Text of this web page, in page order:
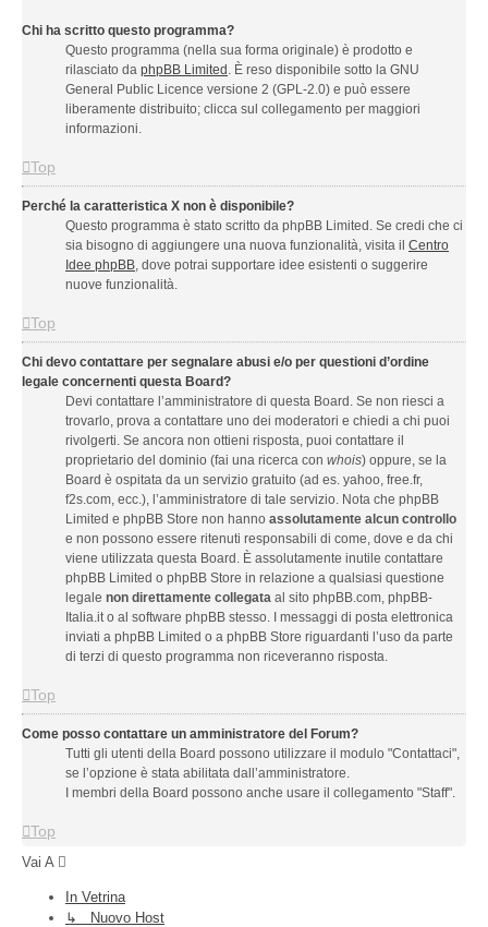
Chi ha scritto questo programma?
Questo programma (nella sua forma originale) è prodotto e
rilasciato da phpBB Limited . È reso disponibile sotto la GNU
General Public Licence versione 2 (GPL-2.0) e può essere
liberamente distribuito; clicca sul collegamento per maggiori
informazioni.
Top
Perché la caratteristica X non è disponibile?
Questo programma è stato scritto da phpBB Limited. Se credi che ci
sia bisogno di aggiungere una nuova funzionalità, visita il Centro
Idee phpBB, dove potrai supportare idee esistenti o suggerire
nuove funzionalità.
Top
Chi devo contattare per segnalare abusi e/o per questioni d’ordine
legale concernenti questa Board?
Devi contattare l’amministratore di questa Board. Se non riesci a
trovarlo, prova a contattare uno dei moderatori e chiedi a chi puoi
rivolgerti. Se ancora non ottieni risposta, puoi contattare il
proprietario del dominio (fai una ricerca con whois) oppure, se la
Board è ospitata da un servizio gratuito (ad es. yahoo, free.fr,
f2s.com, ecc.), l’amministratore di tale servizio. Nota che phpBB
Limited e phpBB Store non hanno assolutamente alcun controllo
e non possono essere ritenuti responsabili di come, dove e da chi
viene utilizzata questa Board. È assolutamente inutile contattare
phpBB Limited o phpBB Store in relazione a qualsiasi questione
legale non direttamente collegata al sito phpBB.com, phpBB-
Italia.it o al software phpBB stesso. I messaggi di posta elettronica
inviati a phpBB Limited o a phpBB Store riguardanti l’uso da parte
di terzi di questo programma non riceveranno risposta.
Top
Come posso contattare un amministratore del Forum?
Tutti gli utenti della Board possono utilizzare il modulo "Contattaci",
se l’opzione è stata abilitata dall’amministratore.
I membri della Board possono anche usare il collegamento "Staff".
Top
Vai A
In Vetrina
↳ Nuovo Host